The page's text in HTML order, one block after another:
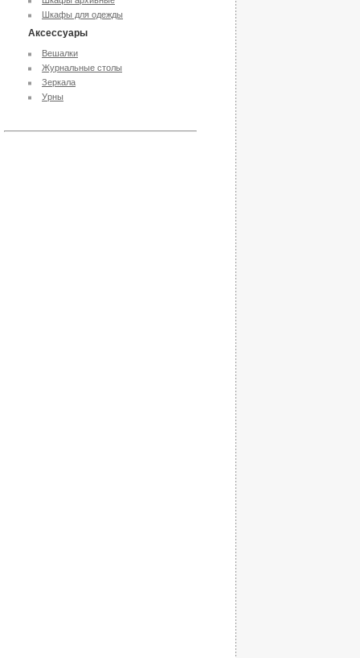
Шкафы для одежды
Аксессуары
Вешалки
Журнальные столы
Зеркала
Урны